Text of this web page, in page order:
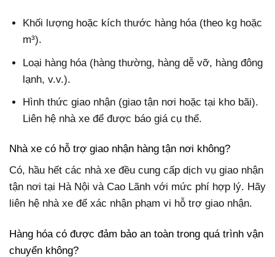
Khối lượng hoặc kích thước hàng hóa (theo kg hoặc
m³).
Loại hàng hóa (hàng thường, hàng dễ vỡ, hàng đông
lạnh, v.v.).
Hình thức giao nhận (giao tận nơi hoặc tại kho bãi).
Liên hệ nhà xe để được báo giá cụ thể.
Nhà xe có hỗ trợ giao nhận hàng tận nơi không?
Có, hầu hết các nhà xe đều cung cấp dịch vụ giao nhận
tận nơi tại Hà Nội và Cao Lãnh với mức phí hợp lý. Hãy
liên hệ nhà xe để xác nhận phạm vi hỗ trợ giao nhận.
Hàng hóa có được đảm bảo an toàn trong quá trình vận
chuyển không?